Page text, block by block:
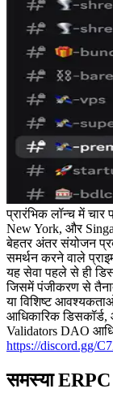
प्रारंभिक लॉन्च में
New York, और
बेहतर अंतर संयोजन
समर्थन करने वाले
यह सेवा पहले से ही
जिसमें पंजीकरण से
या विशिष्ट
आधिकारिक डिसकॉर्ड,
Validators DAO
https://discord.gg/
समस्या ERPC